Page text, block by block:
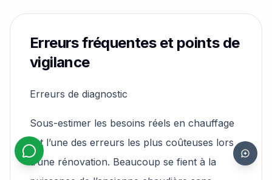
Erreurs fréquentes et points de
vigilance
Erreurs de diagnostic
Sous-estimer les besoins réels en chauffage
est l’une des erreurs les plus coûteuses lors
d’une rénovation. Beaucoup se fient à la